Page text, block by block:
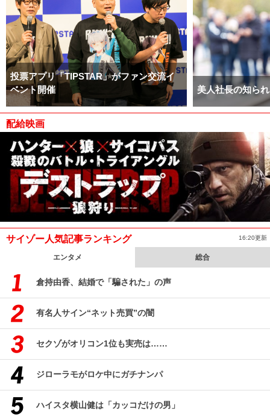
投票アプリ「TIPSTAR」がファン交流イ
ベント開催
美人社長の知ら
配給映画
サイゾー人気記事ランキング 16:20更新
エンタメ 総合
倉持由香、結婚で「騙された」の声
有名人サイン“ネット売買”の闇
セクゾがオリコン1位も実売は……
ジローラモがロケ中にガチナンパ
ハイスタ横山健は「カッコだけの男」